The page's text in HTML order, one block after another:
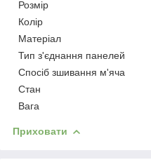
Розмір
Колір
Матеріал
Тип з'єднання панелей
Спосіб зшивання м'яча
Стан
Вага
Приховати